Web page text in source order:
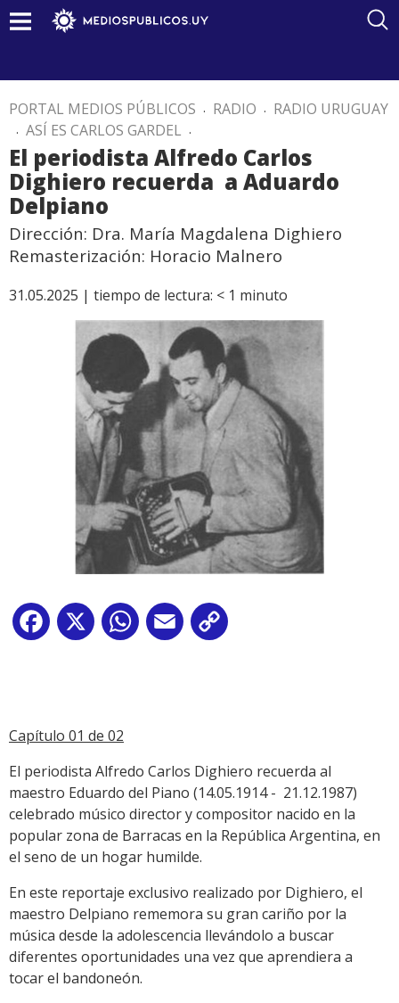
PORTAL MEDIOS PÚBLICOS . RADIO . RADIO URUGUAY
. ASÍ ES CARLOS GARDEL .
El periodista Alfredo Carlos
Dighiero recuerda a Aduardo
Delpiano
Dirección: Dra. María Magdalena Dighiero
Remasterización: Horacio Malnero
31.05.2025 | tiempo de lectura: < 1 minuto
Facebook
X WhatsApp
Email
Capítulo 01 de 02
El periodista Alfredo Carlos Dighiero recuerda al
maestro Eduardo del Piano (14.05.1914 - 21.12.1987)
celebrado músico director y compositor nacido en la
popular zona de Barracas en la República Argentina, en
el seno de un hogar humilde.
En este reportaje exclusivo realizado por Dighiero, el
maestro Delpiano rememora su gran cariño por la
música desde la adolescencia llevándolo a buscar
diferentes oportunidades una vez que aprendiera a
tocar el bandoneón.